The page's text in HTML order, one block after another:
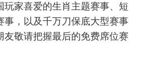
玩家喜爱的生肖主题赛事、短
事，以及千万刀保底大型赛事
友敬请把握最后的免费席位赛